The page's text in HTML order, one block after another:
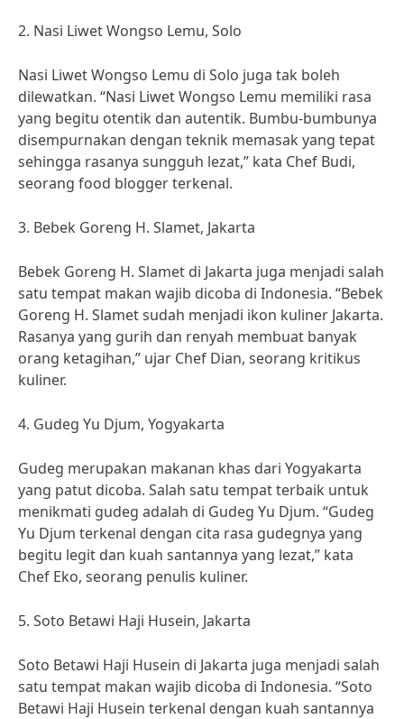
2. Nasi Liwet Wongso Lemu, Solo
Nasi Liwet Wongso Lemu di Solo juga tak boleh
dilewatkan. “Nasi Liwet Wongso Lemu memiliki rasa
yang begitu otentik dan autentik. Bumbu-bumbunya
disempurnakan dengan teknik memasak yang tepat
sehingga rasanya sungguh lezat,” kata Chef Budi,
seorang food blogger terkenal.
3. Bebek Goreng H. Slamet, Jakarta
Bebek Goreng H. Slamet di Jakarta juga menjadi salah
satu tempat makan wajib dicoba di Indonesia. “Bebek
Goreng H. Slamet sudah menjadi ikon kuliner Jakarta.
Rasanya yang gurih dan renyah membuat banyak
orang ketagihan,” ujar Chef Dian, seorang kritikus
kuliner.
4. Gudeg Yu Djum, Yogyakarta
Gudeg merupakan makanan khas dari Yogyakarta
yang patut dicoba. Salah satu tempat terbaik untuk
menikmati gudeg adalah di Gudeg Yu Djum. “Gudeg
Yu Djum terkenal dengan cita rasa gudegnya yang
begitu legit dan kuah santannya yang lezat,” kata
Chef Eko, seorang penulis kuliner.
5. Soto Betawi Haji Husein, Jakarta
Soto Betawi Haji Husein di Jakarta juga menjadi salah
satu tempat makan wajib dicoba di Indonesia. “Soto
Betawi Haji Husein terkenal dengan kuah santannya